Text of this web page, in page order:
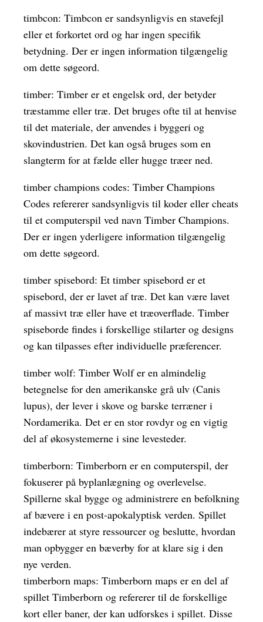
timbcon: Timbcon er sandsynligvis en stavefejl
eller et forkortet ord og har ingen specifik
betydning. Der er ingen information tilgængelig
om dette søgeord.
timber: Timber er et engelsk ord, der betyder
træstamme eller træ. Det bruges ofte til at henvise
til det materiale, der anvendes i byggeri og
skovindustrien. Det kan også bruges som en
slangterm for at fælde eller hugge træer ned.
timber champions codes: Timber Champions
Codes refererer sandsynligvis til koder eller cheats
til et computerspil ved navn Timber Champions.
Der er ingen yderligere information tilgængelig
om dette søgeord.
timber spisebord: Et timber spisebord er et
spisebord, der er lavet af træ. Det kan være lavet
af massivt træ eller have et træoverflade. Timber
spiseborde findes i forskellige stilarter og designs
og kan tilpasses efter individuelle præferencer.
timber wolf: Timber Wolf er en almindelig
betegnelse for den amerikanske grå ulv (Canis
lupus), der lever i skove og barske terræner i
Nordamerika. Det er en stor rovdyr og en vigtig
del af økosystemerne i sine levesteder.
timberborn: Timberborn er en computerspil, der
fokuserer på byplanlægning og overlevelse.
Spillerne skal bygge og administrere en befolkning
af bævere i en post-apokalyptisk verden. Spillet
indebærer at styre ressourcer og beslutte, hvordan
man opbygger en bæverby for at klare sig i den
nye verden.
timberborn maps: Timberborn maps er en del af
spillet Timberborn og refererer til de forskellige
kort eller baner, der kan udforskes i spillet. Disse